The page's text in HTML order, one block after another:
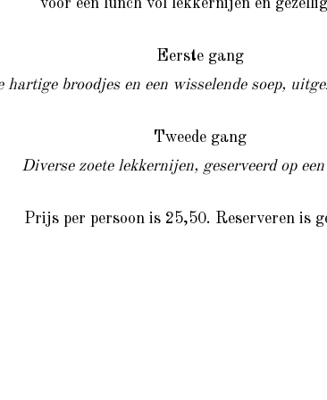
voor een lunch vol lekkernijen en
Eerste gang
hartige broodjes en een wisselende soep,
Tweede gang
Diverse zoete lekkernijen, geserveerd op
Prijs per persoon is 25,50. Reserveren is